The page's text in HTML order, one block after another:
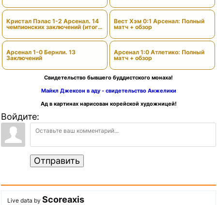
Кристал Пэлас 1-2 Арсенал. 14
чемпионских заключений (итоги
Арсенал 1-0 Бернли. 13
Заключений
Вест Хэм 0:1 Арсенал: Полный
матч + обзор
Арсенал 1:0 Атлетико: Полный
матч + обзор
Свидетельство бывшего буддистского монаха!
Майкл Джексон в аду - свидетельство Анжелики
Ад в картинах нарисован корейской художницей!
Войдите:
Отправить
Live data by Scoreaxis